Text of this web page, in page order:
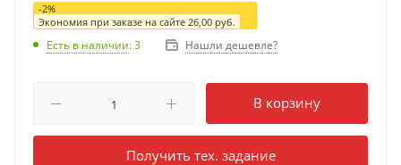
-2%
Экономия при заказе на сайте 26,00 руб.
Есть в наличии: 3 Нашли дешевле?
В корзину
Получить тех. задание